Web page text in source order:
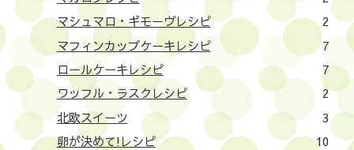
マシュマロ・ギモーヴレシピ
2
マフィンカップケーキレシピ
7
ロールケーキレシピ
7
ワッフル・ラスクレシピ
2
北欧スイーツ
3
卵が決めて!レシピ
10